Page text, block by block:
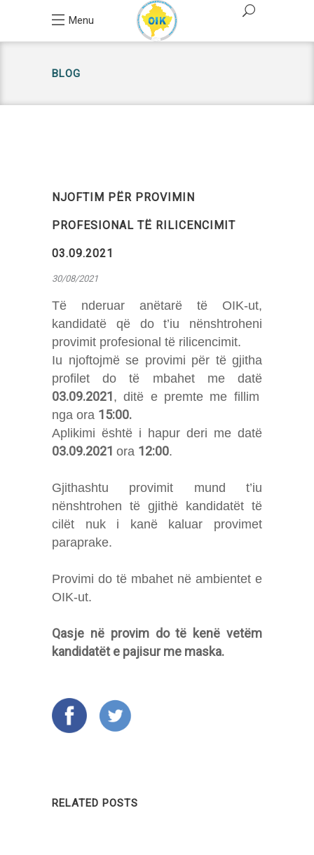
Menu
BLOG
NJOFTIM PËR PROVIMIN
PROFESIONAL TË RILICENCIMIT
03.09.2021
30/08/2021
Të nderuar anëtarë të OIK-ut,
kandidatë që do t’iu nënshtroheni
provimit profesional të rilicencimit.
Iu njoftojmë se provimi për të gjitha
profilet do të mbahet me datë
03.09.2021 , ditë e premte me fillim
nga ora 15:00.
Aplikimi është i hapur deri me datë
03.09.2021 ora 12:00.
Gjithashtu provimit mund t’iu
nënshtrohen të gjithë kandidatët të
cilët nuk i kanë kaluar provimet
paraprake.
Provimi do të mbahet në ambientet e
OIK-ut.
Qasje në provim do të kenë vetëm
kandidatët e pajisur me maska.
RELATED POSTS